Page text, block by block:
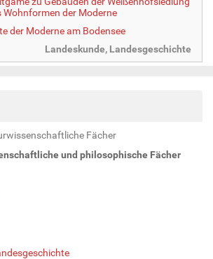
Wohnformen der Moderne
der Moderne am Bodensee
Landeskunde, Landesgeschichte
Fächer
und philosophische Fächer